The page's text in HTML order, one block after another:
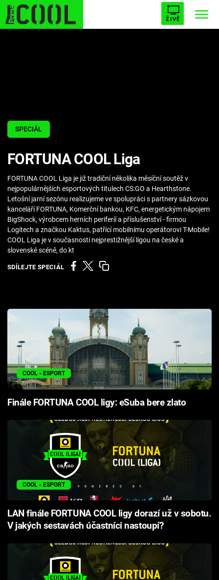
ŽIVĚ
Témata
Filmy
Seriály
Hry
Cool Esport
Pořady
Přihlášení
Sledujte nás
SPECIÁL
FORTUNA COOL Liga
FORTUNA COOL Liga je již tradiční několika měsíční soutěž v
nejpopulárnějších esportových titulech CS:GO a Hearthstone.
Letošní jarní sezónu realizujeme ve spolupráci s partnery sázkovou
kanceláří FORTUNA, Komerční bankou, KFC, energetickým nápojem
BigShock, výrobcem herních periferíí a příslušenství - firmou
Logitech a značkou Kaktus, patřící mobilnímu operátorovi T-Mobile!
COOL Liga je v současnosti nejprestižnější ligou na české a
slovenské scéně, do kt
SDÍLEJTE SPECIÁL
COOL - ESPORT
Finále FORTUNA COOL ligy: eSuba bere zlato
COOL - ESPORT
LAN finále FORTUNA COOL ligy dorazí už v sobotu.
V jakých sestavách účastníci nastoupí?